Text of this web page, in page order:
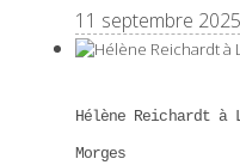
11 septembre 2025
Hélène Reichardt
Morges